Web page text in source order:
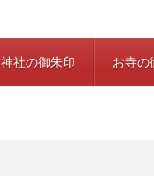
神社の御朱印 お寺の